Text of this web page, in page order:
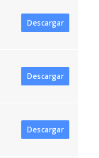
Descargar
Descargar
Descargar